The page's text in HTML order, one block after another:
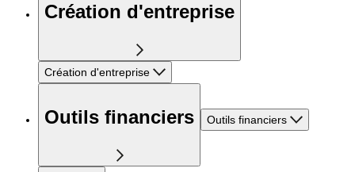
Création d'entreprise
Création d'entreprise
Outils financiers Outils financiers